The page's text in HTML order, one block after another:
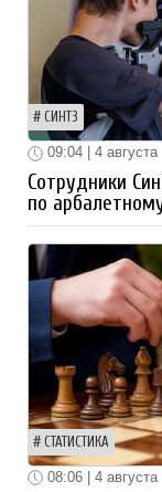
СИНТЗ
09:04 | 4 августа
Сотрудники
по
СТАТИСТИКА
08:06 | 4 августа